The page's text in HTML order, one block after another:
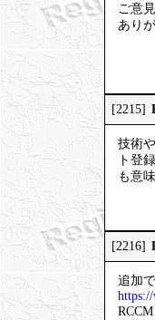
ご意
あり
[2215]
技術
ト登
も意
[2216]
追加